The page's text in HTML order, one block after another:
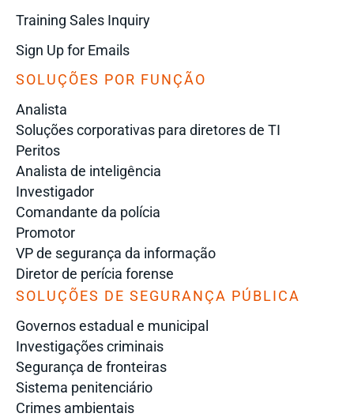
Training Sales Inquiry
Sign Up for Emails
SOLUÇÕES POR FUNÇÃO
Analista
Soluções corporativas para diretores de TI
Peritos
Analista de inteligência
Investigador
Comandante da polícia
Promotor
VP de segurança da informação
Diretor de perícia forense
SOLUÇÕES DE SEGURANÇA PÚBLICA
Governos estadual e municipal
Investigações criminais
Segurança de fronteiras
Sistema penitenciário
Crimes ambientais